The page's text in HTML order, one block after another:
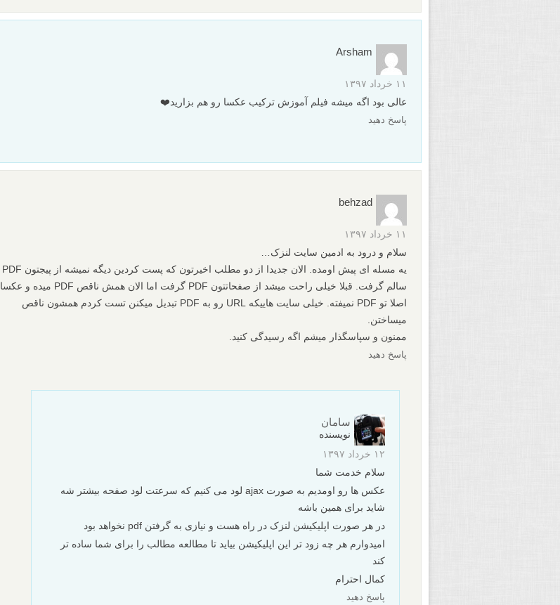
Arsham
۱۱ خرداد ۱۳۹۷
عالی بود اگه میشه فیلم آموزش ترکیب عکسا رو هم بزارید❤️
پاسخ دهید
behzad
۱۱ خرداد ۱۳۹۷
سلام و درود به ادمین سایت لنزک…
یه مسله ای پیش اومده. الان جدیدا از دو مطلب اخیرتون که پست کردین دیگه نمیشه از پیجتون PDF
سالم گرفت. قبلا خیلی راحت میشد از صفحاتتون PDF گرفت اما الان همش ناقص PDF میده و عکسا
اصلا تو PDF نمیفته. خیلی سایت هاییکه URL رو به PDF تبدیل میکنن تست کردم همشون ناقص
میساختن.
ممنون و سپاسگذار میشم اگه رسیدگی کنید.
پاسخ دهید
سامان
نویسنده
۱۲ خرداد ۱۳۹۷
سلام خدمت شما
عکس ها رو اومدیم به صورت ajax لود می کنیم که سرعتت لود صفحه بیشتر شه
شاید برای همین باشه
در هر صورت اپلیکیشن لنزک در راه هست و نیازی به گرفتن pdf نخواهد بود
امیدوارم هر چه زود تر این اپلیکیشن بیاید تا مطالعه مطالب را برای شما ساده تر
کند
کمال احترام
پاسخ دهید